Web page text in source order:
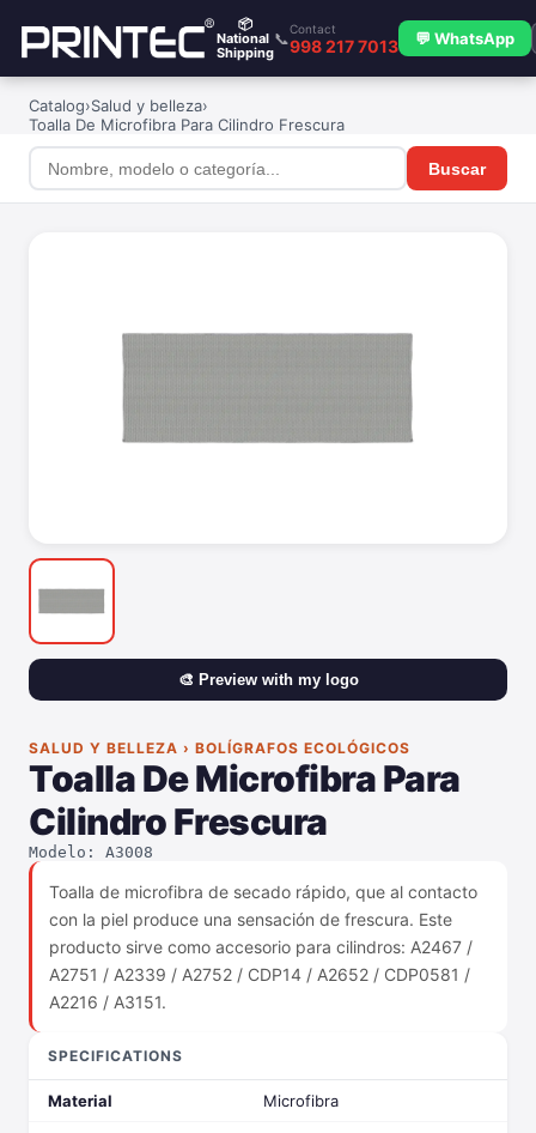
📦
National
Shipping
📞
Contact
998 217 7013 💬 WhatsApp
Catalog›Salud y belleza›
Toalla De Microfibra Para Cilindro Frescura
Buscar
🎨 Preview with my logo
SALUD Y BELLEZA › BOLÍGRAFOS ECOLÓGICOS
Toalla De Microfibra Para
Cilindro Frescura
Modelo: A3008
Toalla de microfibra de secado rápido, que al contacto
con la piel produce una sensación de frescura. Este
producto sirve como accesorio para cilindros: A2467 /
A2751 / A2339 / A2752 / CDP14 / A2652 / CDP0581 /
A2216 / A3151.
SPECIFICATIONS
Material Microfibra